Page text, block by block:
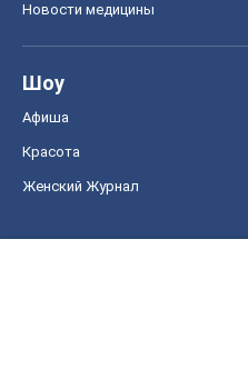
Новости медицины
Шоу
Афиша
Красота
Женский Журнал